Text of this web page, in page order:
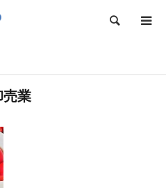
検索
売業